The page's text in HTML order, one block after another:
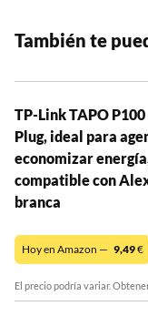
También te
TP-Link TAPO
Plug, ideal para
economizar
compatible con
branca
Hoy en Amazon — 9,49€
El precio podría variar.